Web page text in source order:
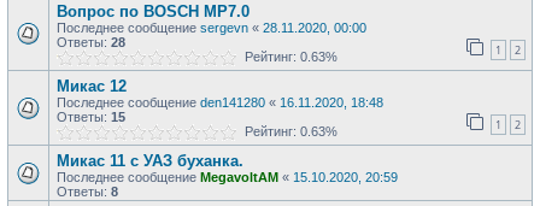
Вопрос по BOSCH MP7.0
Последнее сообщение sergevn « 28.11.2020, 00:00
Ответы: 28 1 2
Рейтинг: 0.63%
Микас 12
Последнее сообщение den141280 « 16.11.2020, 18:48
Ответы: 15 1 2
Рейтинг: 0.63%
Микас 11 с УАЗ буханка.
Последнее сообщение MegavoltAM « 15.10.2020, 20:59
Ответы: 8